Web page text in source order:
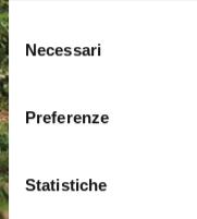
all’utilizzo di tutti, o
Selezione
del
consenso
Necessari
Preferenze
Statistiche